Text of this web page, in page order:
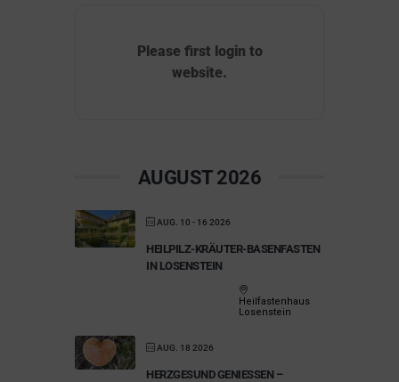
Please first login to
website.
AUGUST 2026
AUG. 10 - 16 2026
HEILPILZ-KRÄUTER-BASENFASTEN
IN LOSENSTEIN
Heilfastenhaus
Losenstein
AUG. 18 2026
HERZGESUND GENIESSEN – C